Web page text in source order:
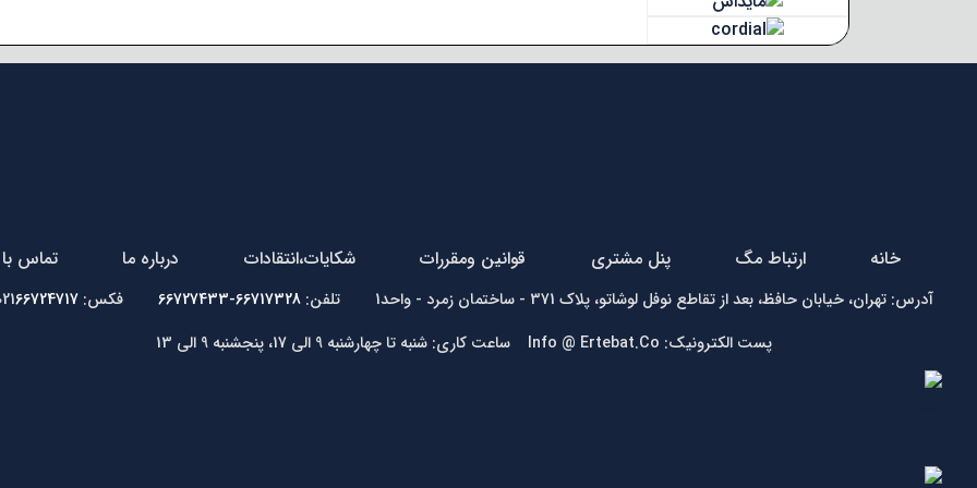
خانه ارتباط مگ پنل مشتری قوانین ومقررات شکایات،انتقادات درباره ما تماس
آدرس: تهران، خیابان حافظ، بعد از تقاطع نوفل لوشاتو، پلاک 371 - ساختمان زمرد - واحد1 تلفن: 66717328-66727433 فکس: 02166724717
پست الکترونیک: Info @ Ertebat.Co ساعت کاری: شنبه تا چهارشنبه 9 الی 17، پنجشنبه 9 الی 13